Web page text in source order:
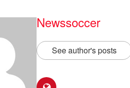
Newssoccer
See author's posts